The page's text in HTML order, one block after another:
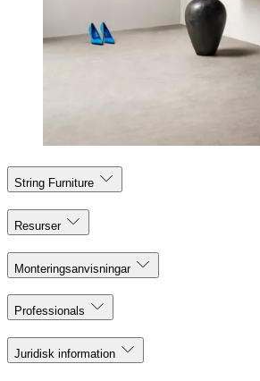
String Furniture
Resurser
Monteringsanvisningar
Professionals
Juridisk information